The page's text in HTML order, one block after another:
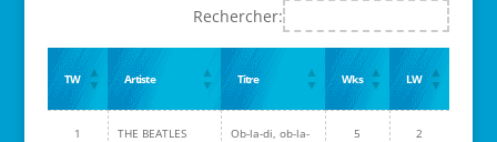
Rechercher:
TW Artiste Titre Wks LW
1 THE BEATLES
Ob-la-di, ob-la-
5 2